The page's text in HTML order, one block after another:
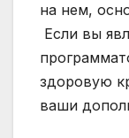
на нем,
Если вы
здоровую
ваши